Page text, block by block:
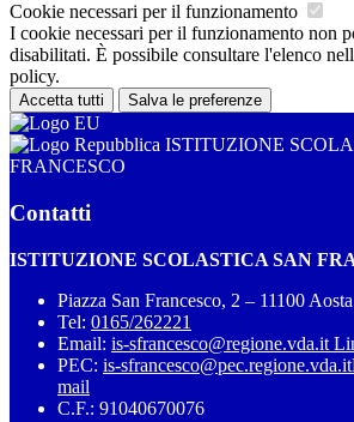
Cookie necessari per il funzionamento
I cookie necessari per il funzionamento non
disabilitati. È possibile consultare l'elenco
policy.
Accetta tutti Salva le preferenze
ISTITUZIONE
FRANCESCO
Contatti
ISTITUZIONE SCOLASTICA SAN
Piazza San Francesco, 2 – 11100
Tel: 0165/262221
Email: is-sfrancesco@regione.vda.it
PEC: is-sfrancesco@pec.regione.vda.it
mail
C.F.: 91040670076